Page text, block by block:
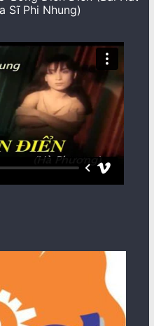
Sĩ Phi Nhung)